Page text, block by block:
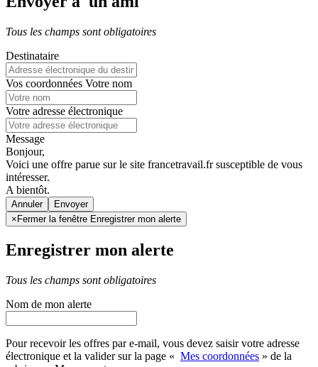
Tous les champs sont obligatoires
Destinataire
Vos coordonnées Votre nom
Votre adresse électronique
Message
Bonjour,
Voici une offre parue sur le site francetravail.fr susceptible de vous
intéresser.
A bientôt.
Annuler
× Fermer la fenêtre Enregistrer mon alerte
Enregistrer mon alerte
Tous les champs sont obligatoires
Nom de mon alerte
Pour recevoir les offres par e-mail, vous devez saisir votre adresse
électronique et la valider sur la page « Mes coordonnées » de la